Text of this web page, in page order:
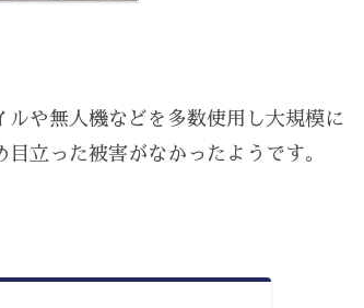
や無人機などを多数使用し大規模に
立った被害がなかったようです。